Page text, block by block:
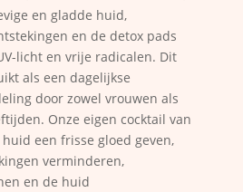
en gladde huid,
en de detox pads
licht en vrije radicalen. Dit
als een dagelijkse
door zowel vrouwen als
Onze eigen cocktail van
een frisse gloed geven,
verminderen,
en de huid